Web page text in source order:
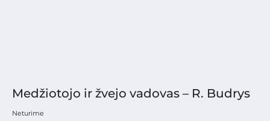
Medžiotojo ir žvejo vadovas – R. Budrys
Neturime